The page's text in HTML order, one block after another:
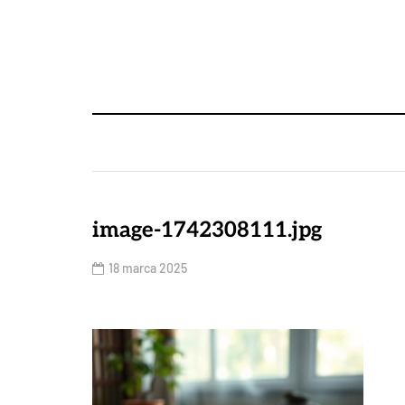
image-1742308111.jpg
18 marca 2025